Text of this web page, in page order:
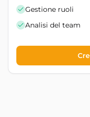
Gestione ruoli
Analisi del team